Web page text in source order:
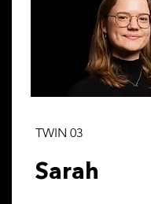
TWIN 03
Sarah